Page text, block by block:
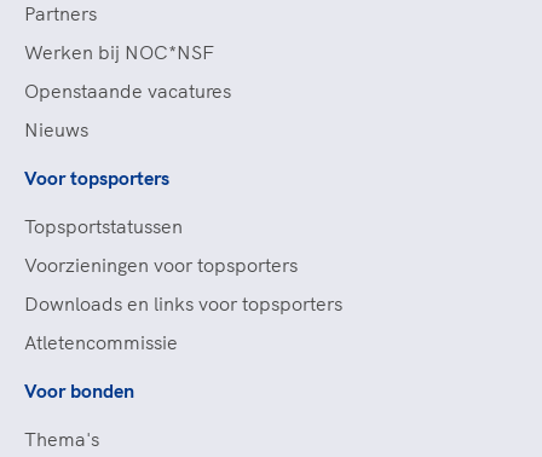
Partners
Werken bij NOC*NSF
Openstaande vacatures
Nieuws
Voor topsporters
Topsportstatussen
Voorzieningen voor topsporters
Downloads en links voor topsporters
Atletencommissie
Voor bonden
Thema's